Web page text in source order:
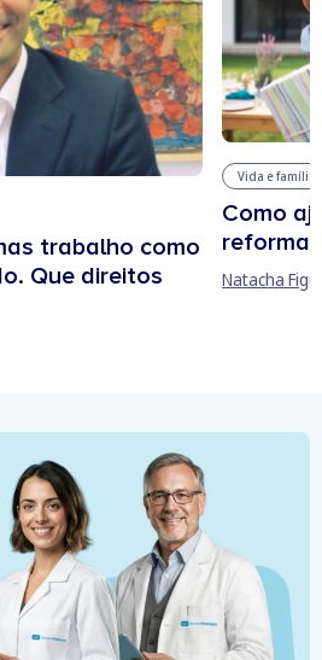
trabalho como
Que direitos
Vida e família
Como
reforma
Natacha